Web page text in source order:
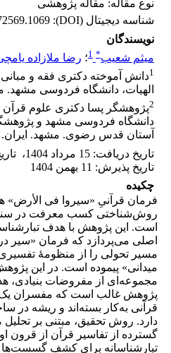
نوع مقاله: مقاله پژوهشی
شناسه دیجیتال (DOI):
نویسندگان
میثم شعیب*
1؛ رضا ملازاده
1دانش آموخته دکتری فقه و
الهیات، دانشگاه فردوسی مشهد.
2پژوهشگر پسا دکتری علوم قرآن
دانشگاه فردوسی مشهد و
آستان قدس رضوی. مشهد. ایران.
تاریخ دریافت: 15 مرداد 1404 ،
تاریخ پذیرش: 11 بهمن 1404
چکیده
فرمان قرآنیِ «سیروا فی الأرض»
روش‌شناختی کسب معرفت در سنت
است. این پژوهش با هدف
اصلی می‌پردازد که فرمان «سیر
مسیر تحولی را از منظومۀ
میدانی» پیموده است. در این
مجموعه‌ای از مفروضات بنیادی،
پژوهش غالب است که مفسران یک
قرآنی به‌کار بسته‌اند و ریشه در
دارد. روش تحقیق، مبتنی بر
گسترده از تفاسیر قرآن از قرون
تبارشناسانه برای کشف